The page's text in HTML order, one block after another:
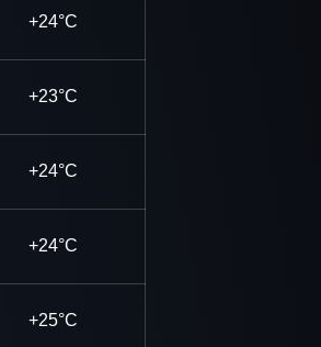
+24°C
+23°C
+24°C
+24°C
+25°C